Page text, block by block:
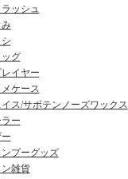
ッシュ
グ
イヤー
ケース
イス/サボテンノーズワックス
ー
ンプーグッズ
雑貨